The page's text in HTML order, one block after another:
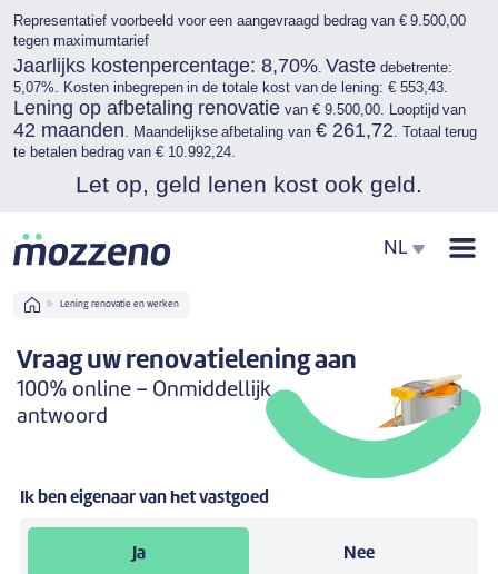
Representatief voorbeeld voor een aangevraagd bedrag van € 9.500,00
tegen maximumtarief
Jaarlijks kostenpercentage: 8,70%. Vaste debetrente:
5,07%. Kosten inbegrepen in de totale kost van de lening: € 553,43.
Lening op afbetaling renovatie van € 9.500,00. Looptijd van
42 maanden . Maandelijkse afbetaling van€ 261,72 . Totaal terug
te betalen bedrag van € 10.992,24.
Let op, geld lenen kost ook geld.
NL
Home
Lening renovatie en werken
Vraag uw renovatielening aan
100% online – Onmiddellijk
antwoord
Ik ben eigenaar van het vastgoed
Ja Nee